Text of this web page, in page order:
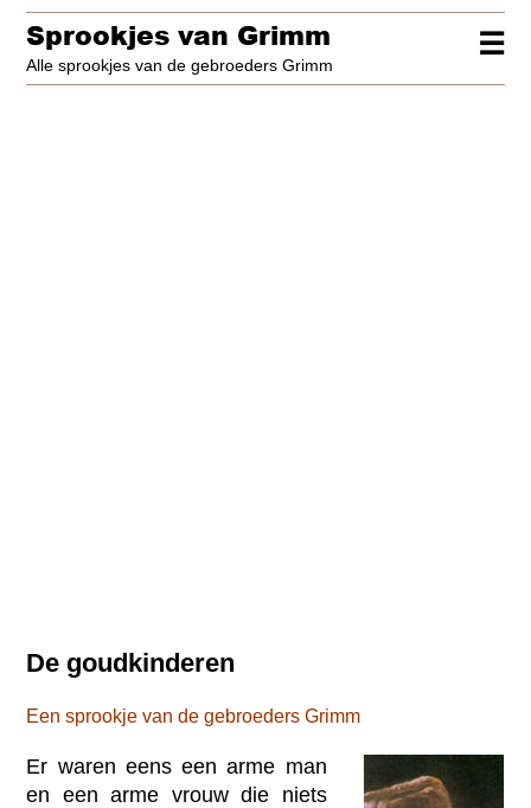
☰
Sprookjes van Grimm
Alle sprookjes van de gebroeders Grimm
De goudkinderen
Een sprookje van de gebroeders Grimm
Er waren eens een arme man
en een arme vrouw die niets